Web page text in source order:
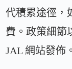
代積累途徑，
費。政策細節
JAL 網站發佈。